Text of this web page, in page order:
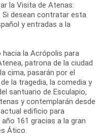
la Visita de Atenas:
desean contratar esta
y entradas a la
hacia la Acrópolis para
patrona de la ciudad
cima, pasarán por el
la tragedia, la comedia y
santuario de Esculapio,
y contemplarán desde
edificio para
161 gracias a la gran
Ático.